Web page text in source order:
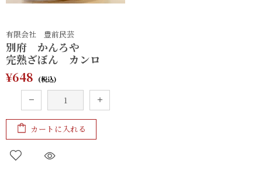
有限会社 豊前民芸
別府 かんろや​
完熟ざぼん カンロ
¥648
カートに入れる